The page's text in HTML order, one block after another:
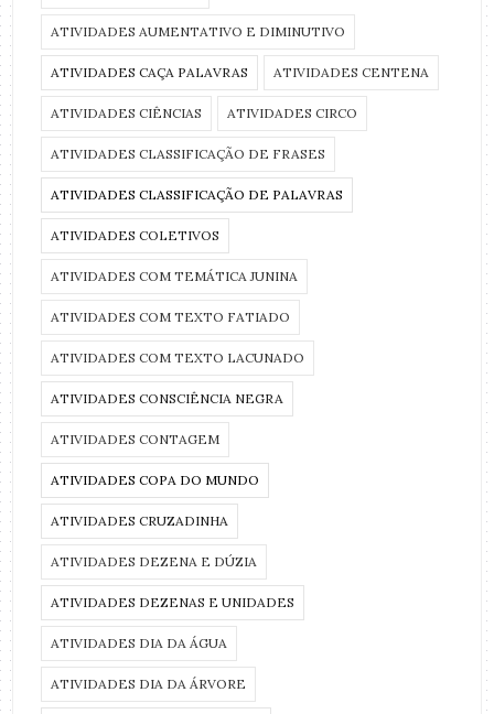
ATIVIDADES AUMENTATIVO E DIMINUTIVO
ATIVIDADES CAÇA PALAVRAS ATIVIDADES CENTENA
ATIVIDADES CIÊNCIAS ATIVIDADES CIRCO
ATIVIDADES CLASSIFICAÇÃO DE FRASES
ATIVIDADES CLASSIFICAÇÃO DE PALAVRAS
ATIVIDADES COLETIVOS
ATIVIDADES COM TEMÁTICA JUNINA
ATIVIDADES COM TEXTO FATIADO
ATIVIDADES COM TEXTO LACUNADO
ATIVIDADES CONSCIÊNCIA NEGRA
ATIVIDADES CONTAGEM
ATIVIDADES COPA DO MUNDO
ATIVIDADES CRUZADINHA
ATIVIDADES DEZENA E DÚZIA
ATIVIDADES DEZENAS E UNIDADES
ATIVIDADES DIA DA ÁGUA
ATIVIDADES DIA DA ÁRVORE